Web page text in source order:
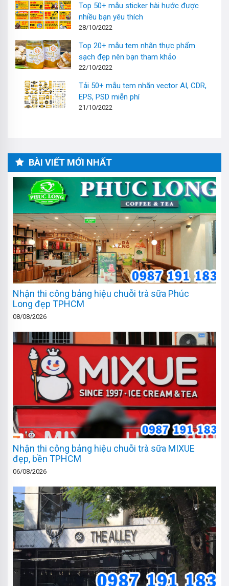
Top 50+ mẫu sticker hài hước được
nhiều bạn yêu thích
28/10/2022
Top 20+ mẫu tem nhãn thực phẩm
sạch đẹp nên bạn tham khảo
22/10/2022
Tải 50+ mẫu tem nhãn vector AI, CDR,
EPS, PSD miễn phí
21/10/2022
BÀI VIẾT MỚI NHẤT
Nhận thi công bảng hiệu chuỗi trà sữa Phúc
Long đẹp TPHCM
08/08/2026
Nhận thi công bảng hiệu chuỗi trà sữa MIXUE
đẹp, bền TPHCM
06/08/2026